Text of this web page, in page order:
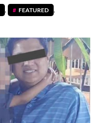
, FEATURED ,